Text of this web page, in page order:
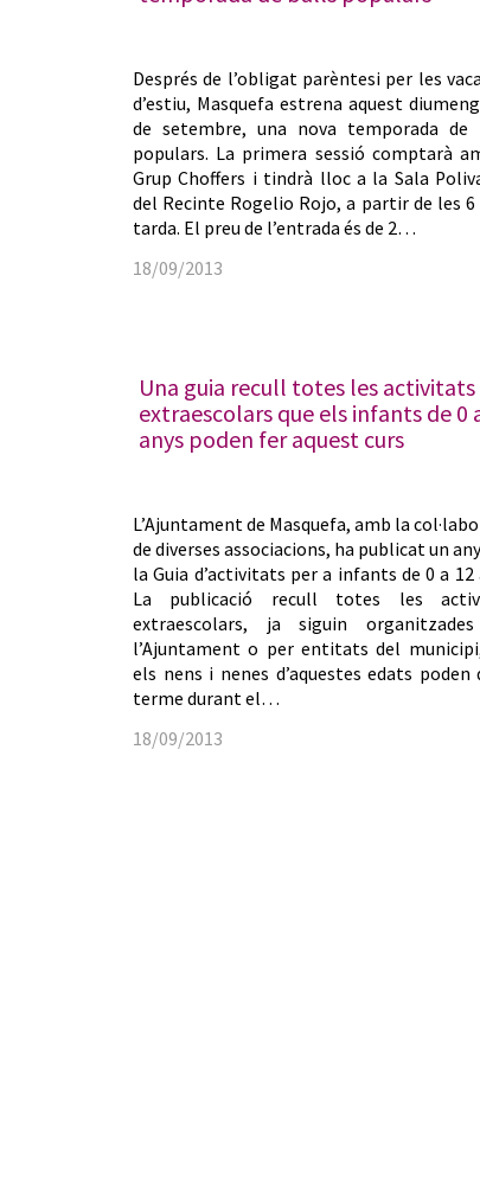
Després de l’obligat parèntesi per les
d’estiu, Masquefa estrena aquest
de setembre, una nova temporada de
populars. La primera sessió comptarà
Grup Choffers i tindrà lloc a la Sala
del Recinte Rogelio Rojo, a partir de les 6
tarda. El preu de l’entrada és de 2…
18/09/2013
Una guia recull totes les activitats
extraescolars que els infants de 0
anys poden fer aquest curs
L’Ajuntament de Masquefa, amb la
de diverses associacions, ha publicat un
la Guia d’activitats per a infants de 0 a 12
La publicació recull totes les
extraescolars, ja siguin
l’Ajuntament o per entitats del
els nens i nenes d’aquestes edats poden
terme durant el…
18/09/2013